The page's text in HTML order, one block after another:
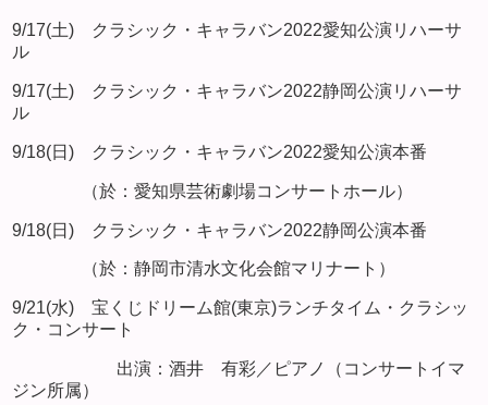
9/17(土) クラシック・キャラバン2022愛知公演リハーサ
ル
9/17(土) クラシック・キャラバン2022静岡公演リハーサ
ル
9/18(日) クラシック・キャラバン2022愛知公演本番
（於：愛知県芸術劇場コンサートホール）
9/18(日) クラシック・キャラバン2022静岡公演本番
（於：静岡市清水文化会館マリナート）
9/21(水) 宝くじドリーム館(東京)ランチタイム・クラシッ
ク・コンサート
出演：酒井 有彩／ピアノ（コンサートイマ
ジン所属）